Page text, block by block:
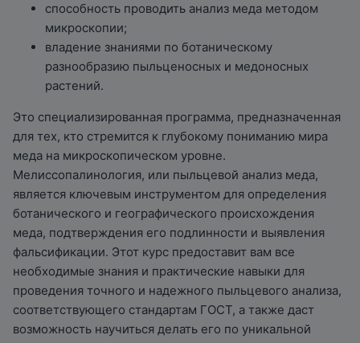
способность проводить анализ меда методом
микроскопии;
владение знаниями по ботаническому
разнообразию пыльценосных и медоносных
растений.
Это специализированная программа, предназначенная
для тех, кто стремится к глубокому пониманию мира
меда на микроскопическом уровне.
Мелиссопалинология, или пыльцевой анализ меда,
является ключевым инструментом для определения
ботанического и географического происхождения
меда, подтверждения его подлинности и выявления
фальсификации. Этот курс предоставит вам все
необходимые знания и практические навыки для
проведения точного и надежного пыльцевого анализа,
соответствующего стандартам ГОСТ, а также даст
возможность научиться делать его по уникальной